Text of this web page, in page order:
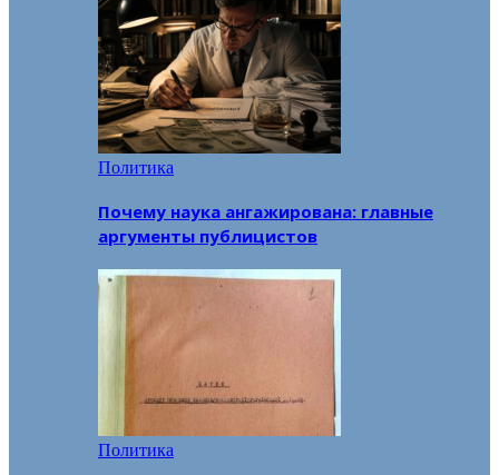
Политика
Почему наука ангажирована: главные
аргументы публицистов
Политика